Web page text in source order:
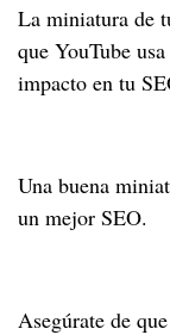
La miniatura de
que YouTube
impacto en tu
Una buena
un mejor SEO.
Asegúrate de